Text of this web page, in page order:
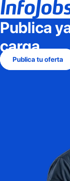
Publica
carga
Publica tu oferta